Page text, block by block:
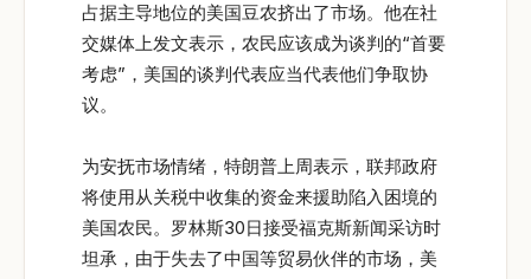
占据主导地位的美国豆农挤出了市场。他在社
交媒体上发文表示，农民应该成为谈判的“首要
考虑”，美国的谈判代表应当代表他们争取协
议。
为安抚市场情绪，特朗普上周表示，联邦政府
将使用从关税中收集的资金来援助陷入困境的
美国农民。罗林斯30日接受福克斯新闻采访时
坦承，由于失去了中国等贸易伙伴的市场，美